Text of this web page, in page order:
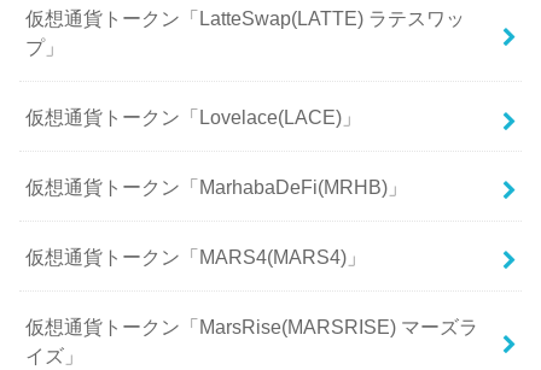
仮想通貨トークン「LatteSwap(LATTE) ラテスワッ
プ」
仮想通貨トークン「Lovelace(LACE)」
仮想通貨トークン「MarhabaDeFi(MRHB)」
仮想通貨トークン「MARS4(MARS4)」
仮想通貨トークン「MarsRise(MARSRISE) マーズラ
イズ」